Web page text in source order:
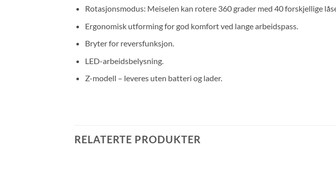
Rotasjonsmodus: Meiselen kan rotere 360 grader med 40 forskjellige
Ergonomisk utforming for god komfort ved lange arbeidspass.
Bryter for reversfunksjon.
LED-arbeidsbelysning.
Z-modell – leveres uten batteri og lader.
RELATERTE PRODUKTER